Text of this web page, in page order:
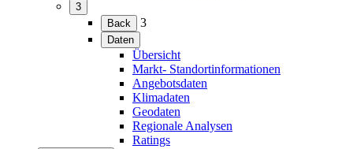
3
(Menü
erweitern)
Back 3
Daten
(Menü
erweitern)
Übersicht
Markt- Standortinformationen
Angebotsdaten
Klimadaten
Geodaten
Regionale Analysen
Ratings